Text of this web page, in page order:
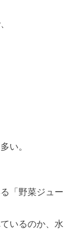
い。
「野菜ジュー
いるのか、水